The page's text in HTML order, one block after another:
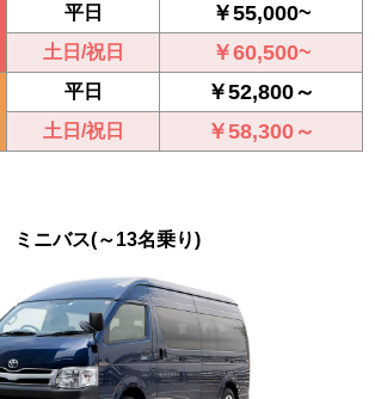
平日 ￥55,000~
土日/祝日 ￥60,500~
平日 ￥52,800～
土日/祝日 ￥58,300～
ミニバス(～13名乗り)